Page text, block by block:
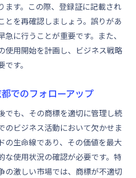
ます。この際、登録証に記載され
とを再確認しましょう。誤りがあ
に行うことが重要です。また、
使用開始を計画し、ビジネス戦略
す。
でのフォローアップ
でも、その商標を適切に管理し続
のビジネス活動において欠かせま
の生命線であり、その価値を最大
な使用状況の確認が必要です。特
の激しい市場では、商標が不適切